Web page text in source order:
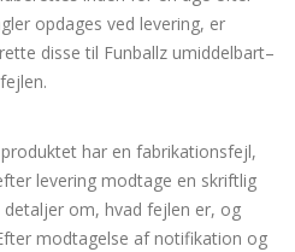
opdages ved levering, er
disse til Funballz umiddelbart–
har en fabrikationsfejl,
levering modtage en skriftlig
om, hvad fejlen er, og
modtagelse af notifikation og